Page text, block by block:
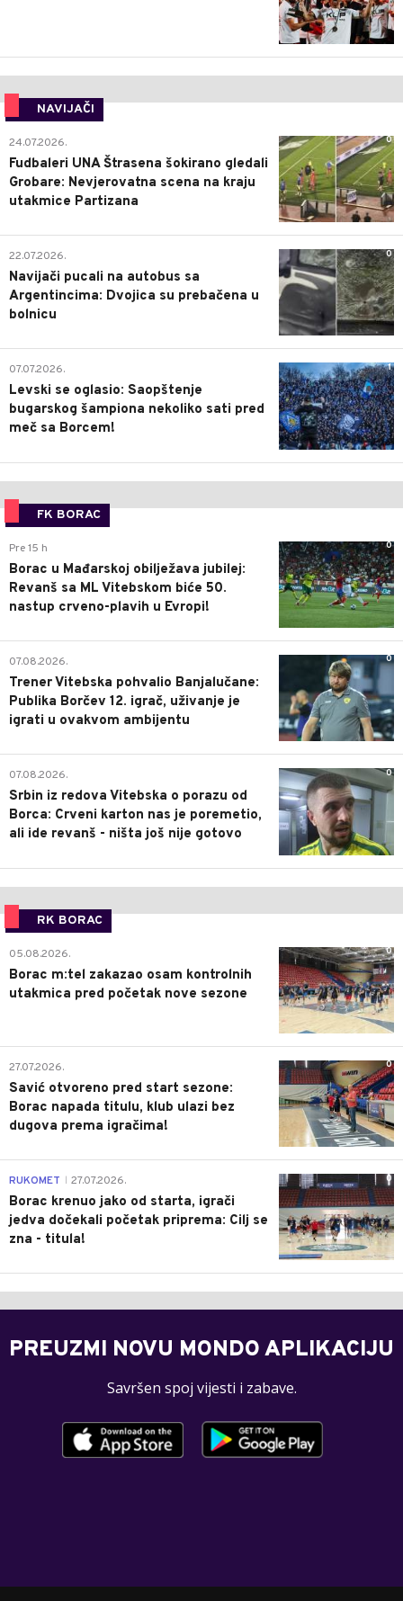
NAVIJAČI
0
24.07.2026.
Fudbaleri UNA Štrasena šokirano gledali
Grobare: Nevjerovatna scena na kraju
utakmice Partizana
0
22.07.2026.
Navijači pucali na autobus sa
Argentincima: Dvojica su prebačena u
bolnicu
1
07.07.2026.
Levski se oglasio: Saopštenje
bugarskog šampiona nekoliko sati pred
meč sa Borcem!
FK BORAC
0
Pre 15 h
Borac u Mađarskoj obilježava jubilej:
Revanš sa ML Vitebskom biće 50.
nastup crveno-plavih u Evropi!
0
07.08.2026.
Trener Vitebska pohvalio Banjalučane:
Publika Borčev 12. igrač, uživanje je
igrati u ovakvom ambijentu
0
07.08.2026.
Srbin iz redova Vitebska o porazu od
Borca: Crveni karton nas je poremetio,
ali ide revanš - ništa još nije gotovo
RK BORAC
0
05.08.2026.
Borac m:tel zakazao osam kontrolnih
utakmica pred početak nove sezone
0
27.07.2026.
Savić otvoreno pred start sezone:
Borac napada titulu, klub ulazi bez
dugova prema igračima!
0
RUKOMET 27.07.2026.
Borac krenuo jako od starta, igrači
jedva dočekali početak priprema: Cilj se
zna - titula!
PREUZMI NOVU MONDO APLIKACIJU
Savršen spoj vijesti i zabave.